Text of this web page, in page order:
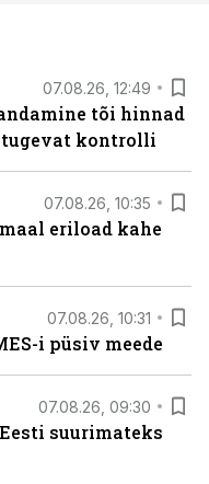
07.08.26, 12:49
tõi hinnad
kontrolli
07.08.26, 10:35
eriload kahe
07.08.26, 10:31
i püsiv meede
07.08.26, 09:30
suurimateks